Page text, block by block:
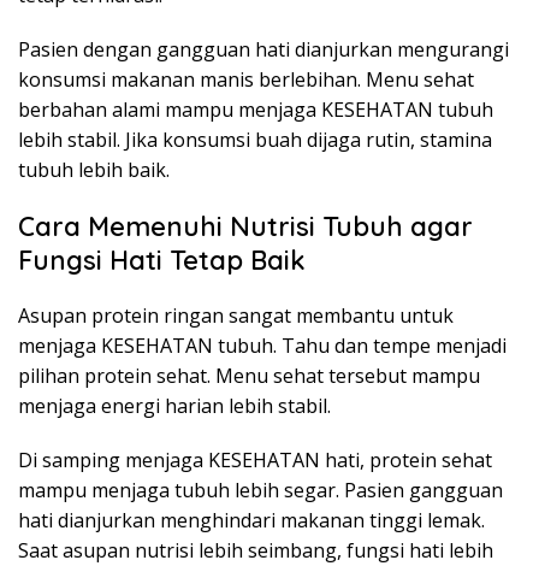
Pasien dengan gangguan hati dianjurkan mengurangi
konsumsi makanan manis berlebihan. Menu sehat
berbahan alami mampu menjaga KESEHATAN tubuh
lebih stabil. Jika konsumsi buah dijaga rutin, stamina
tubuh lebih baik.
Cara Memenuhi Nutrisi Tubuh agar
Fungsi Hati Tetap Baik
Asupan protein ringan sangat membantu untuk
menjaga KESEHATAN tubuh. Tahu dan tempe menjadi
pilihan protein sehat. Menu sehat tersebut mampu
menjaga energi harian lebih stabil.
Di samping menjaga KESEHATAN hati, protein sehat
mampu menjaga tubuh lebih segar. Pasien gangguan
hati dianjurkan menghindari makanan tinggi lemak.
Saat asupan nutrisi lebih seimbang, fungsi hati lebih